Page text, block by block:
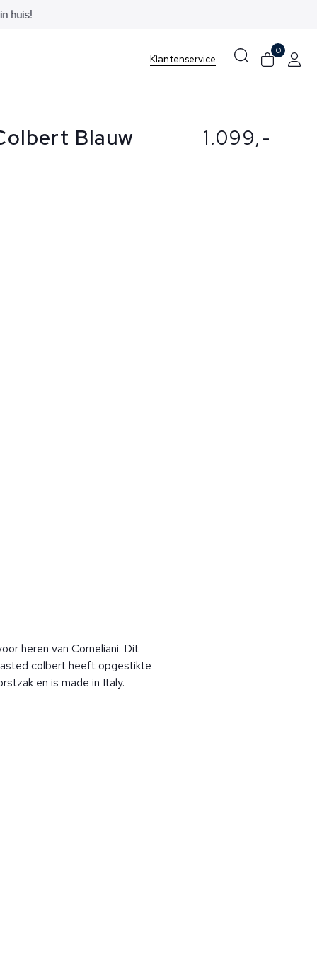
Klantenservice
0
Blauw
heren van Corneliani. Dit
colbert heeft opgestikte
en is made in Italy.
1.099,-